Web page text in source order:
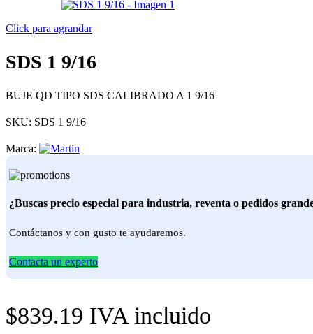
Click para agrandar
SDS 1 9/16
BUJE QD TIPO SDS CALIBRADO A 1 9/16
SKU: SDS 1 9/16
Marca:
¿Buscas precio especial para industria, reventa o pedidos
Contáctanos y con gusto te ayudaremos.
Contacta un experto
$839.19 IVA incluido